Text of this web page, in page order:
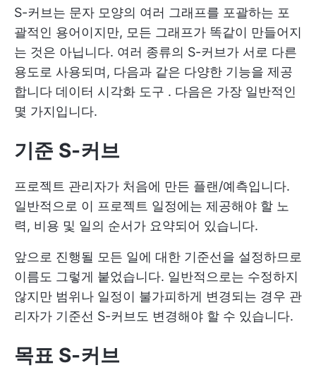
S-커브는 문자 모양의 여러 그래프를 포괄하는 포
괄적인 용어이지만, 모든 그래프가 똑같이 만들어지
는 것은 아닙니다. 여러 종류의 S-커브가 서로 다른
용도로 사용되며, 다음과 같은 다양한 기능을 제공
합니다 데이터 시각화 도구 . 다음은 가장 일반적인
몇 가지입니다.
기준 S-커브
프로젝트 관리자가 처음에 만든 플랜/예측입니다.
일반적으로 이 프로젝트 일정에는 제공해야 할 노
력, 비용 및 일의 순서가 요약되어 있습니다.
앞으로 진행될 모든 일에 대한 기준선을 설정하므로
이름도 그렇게 붙었습니다. 일반적으로는 수정하지
않지만 범위나 일정이 불가피하게 변경되는 경우 관
리자가 기준선 S-커브도 변경해야 할 수 있습니다.
목표 S-커브